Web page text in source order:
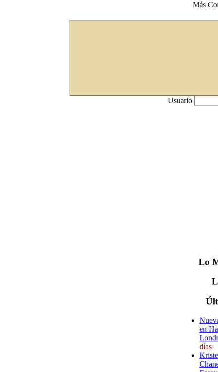
Más
Usuario
Lo
en
días